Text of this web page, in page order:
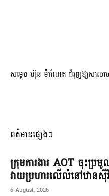
សម្តេច ហ៊ុន ម៉ាណែត ជំរុញឱ្យសាល
ពត៌មានផ្សេងៗ
ក្រុមការងារ AOT ចុះប្
វាយប្រហារលើលំនៅឋានស៊ី
6 August, 2026